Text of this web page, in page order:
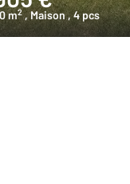
m2 , Maison, 4 pcs